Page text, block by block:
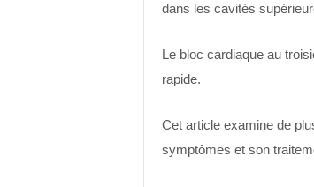
dans les cavités
Le bloc cardiaque au
rapide.
Cet article examine de
symptômes et son